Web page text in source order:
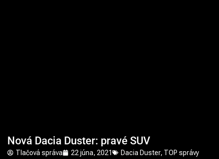
Nová Dacia Duster: pravé SUV
Tlačová správa 22 júna, 2021 Dacia Duster, TOP správy